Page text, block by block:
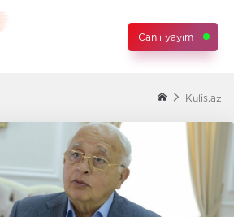
Canlı yayım
Kulis.az